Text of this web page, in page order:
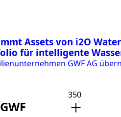
Assets von i2O
für intelligente
GWF AG
350